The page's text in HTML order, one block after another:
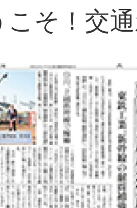
こそ！交